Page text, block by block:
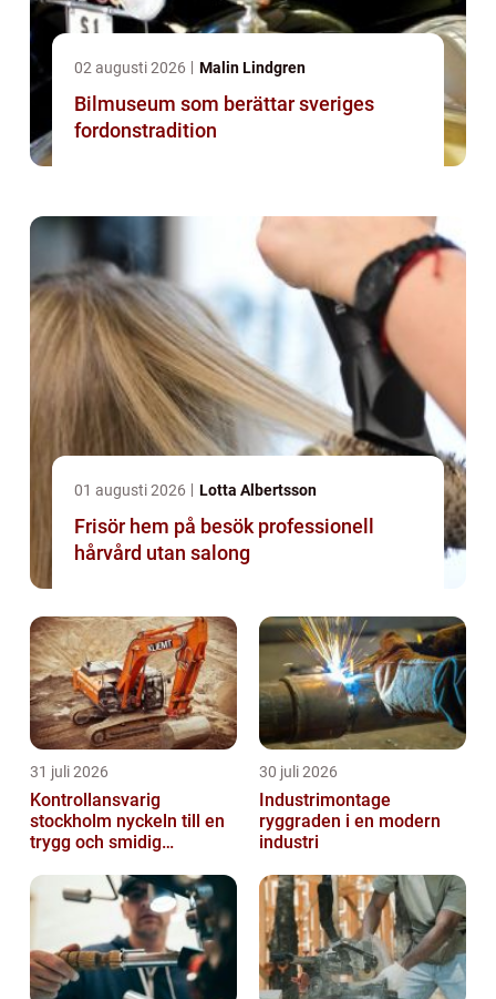
02 augusti 2026 Malin Lindgren
Bilmuseum som berättar sveriges
fordonstradition
01 augusti 2026 Lotta Albertsson
Frisör hem på besök professionell
hårvård utan salong
31 juli 2026
Kontrollansvarig
stockholm nyckeln till en
trygg och smidig
30 juli 2026
Industrimontage
ryggraden i en modern
industri